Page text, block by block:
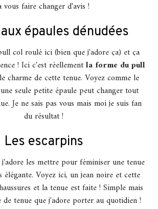
vous faire changer d'avis !
épaules dénudées
col roulé ici (bien que j'adore ça) et ça
! Ici c'est réellementla forme du pull
charme de cette tenue. Voyez comme le
seule petite épaule peut changer tout
Je ne sais pas vous mais moi je suis fan
du résultat !
Les escarpins
les mettre pour féminiser une tenue
Voyez ici, un jean noire et cette
et la tenue est faite ! Simple mais
de tenue que j'adore porter au quotidien !